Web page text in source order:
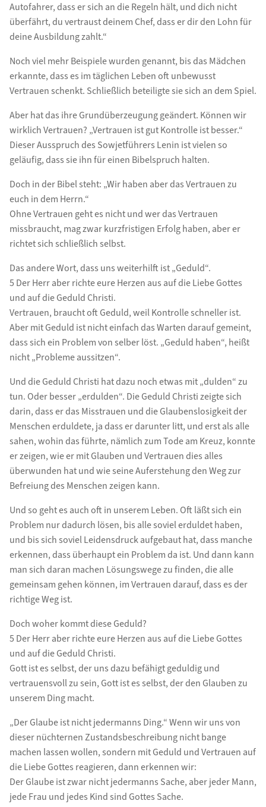
Autofahrer, dass er sich an die Regeln hält, und dich nicht
überfährt, du vertraust deinem Chef, dass er dir den Lohn für
deine Ausbildung zahlt.“
Noch viel mehr Beispiele wurden genannt, bis das Mädchen
erkannte, dass es im täglichen Leben oft unbewusst
Vertrauen schenkt. Schließlich beteiligte sie sich an dem Spiel.
Aber hat das ihre Grundüberzeugung geändert. Können wir
wirklich Vertrauen? „Vertrauen ist gut Kontrolle ist besser.“
Dieser Ausspruch des Sowjetführers Lenin ist vielen so
geläufig, dass sie ihn für einen Bibelspruch halten.
Doch in der Bibel steht: „Wir haben aber das Vertrauen zu
euch in dem Herrn.“
Ohne Vertrauen geht es nicht und wer das Vertrauen
missbraucht, mag zwar kurzfristigen Erfolg haben, aber er
richtet sich schließlich selbst.
Das andere Wort, dass uns weiterhilft ist „Geduld“.
5 Der Herr aber richte eure Herzen aus auf die Liebe Gottes
und auf die Geduld Christi.
Vertrauen, braucht oft Geduld, weil Kontrolle schneller ist.
Aber mit Geduld ist nicht einfach das Warten darauf gemeint,
dass sich ein Problem von selber löst. „Geduld haben“, heißt
nicht „Probleme aussitzen“.
Und die Geduld Christi hat dazu noch etwas mit „dulden“ zu
tun. Oder besser „erdulden“. Die Geduld Christi zeigte sich
darin, dass er das Misstrauen und die Glaubenslosigkeit der
Menschen erduldete, ja dass er darunter litt, und erst als alle
sahen, wohin das führte, nämlich zum Tode am Kreuz, konnte
er zeigen, wie er mit Glauben und Vertrauen dies alles
überwunden hat und wie seine Auferstehung den Weg zur
Befreiung des Menschen zeigen kann.
Und so geht es auch oft in unserem Leben. Oft läßt sich ein
Problem nur dadurch lösen, bis alle soviel erduldet haben,
und bis sich soviel Leidensdruck aufgebaut hat, dass manche
erkennen, dass überhaupt ein Problem da ist. Und dann kann
man sich daran machen Lösungswege zu finden, die alle
gemeinsam gehen können, im Vertrauen darauf, dass es der
richtige Weg ist.
Doch woher kommt diese Geduld?
5 Der Herr aber richte eure Herzen aus auf die Liebe Gottes
und auf die Geduld Christi.
Gott ist es selbst, der uns dazu befähigt geduldig und
vertrauensvoll zu sein, Gott ist es selbst, der den Glauben zu
unserem Ding macht.
„Der Glaube ist nicht jedermanns Ding.“ Wenn wir uns von
dieser nüchternen Zustandsbeschreibung nicht bange
machen lassen wollen, sondern mit Geduld und Vertrauen auf
die Liebe Gottes reagieren, dann erkennen wir:
Der Glaube ist zwar nicht jedermanns Sache, aber jeder Mann,
jede Frau und jedes Kind sind Gottes Sache.